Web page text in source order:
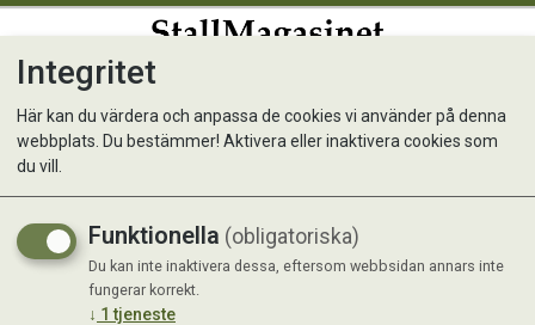
Reflex Förbygel
Integritet
Här kan du värdera och anpassa de cookies vi använder på denna
webbplats. Du bestämmer! Aktivera eller inaktivera cookies som
du vill.
Funktionella (obligatoriska)
Du kan inte inaktivera dessa, eftersom webbsidan annars inte
fungerar korrekt.
↓ 1 tjeneste